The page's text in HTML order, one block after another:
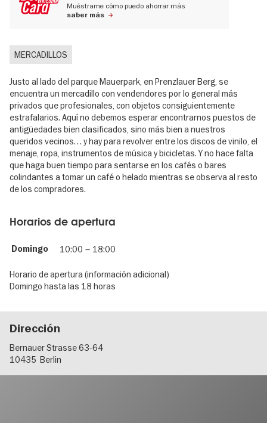
Muéstrame cómo puedo ahorrar más
saber más
MERCADILLOS
Justo al lado del parque Mauerpark, en Prenzlauer Berg, se
encuentra un mercadillo con vendendores por lo general más
privados que profesionales, con objetos consiguientemente
estrafalarios. Aquí no debemos esperar encontrarnos puestos de
antigüedades bien clasificados, sino más bien a nuestros
queridos vecinos… y hay para revolver entre los discos de vinilo, el
menaje, ropa, instrumentos de música y bicicletas. Y no hace falta
que haga buen tiempo para sentarse en los cafés o bares
colindantes a tomar un café o helado mientras se observa al resto
de los compradores.
Horarios de apertura
Domingo 10:00 – 18:00
Horario de apertura (información adicional)
Domingo hasta las 18 horas
Dirección
Bernauer Strasse 63-64
10435 Berlin